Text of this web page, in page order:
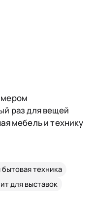
раз для вещей
мебель и технику
бытовая техника
для выставок